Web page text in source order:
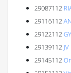
29087112
29116112
29122112
29139112
29145112